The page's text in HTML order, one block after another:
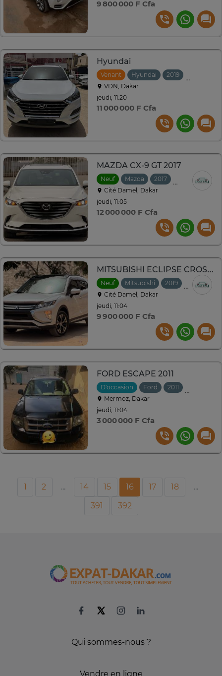
9 800 000 F Cfa
Hyundai
Venant Hyundai 2019
VDN, Dakar
jeudi, 11:20
11 000 000 F Cfa
MAZDA CX-9 GT 2017
Neuf Mazda 2017
Automatique
Cité Damel, Dakar
jeudi, 11:05
12 000 000 F Cfa
MITSUBISHI ECLIPSE CROSS 2019 1.5L 4x4
Neuf Mitsubishi 2019
Cité Damel, Dakar
jeudi, 11:04
9 900 000 F Cfa
FORD ESCAPE 2011
D'occasion Ford 2011
Mermoz, Dakar
jeudi, 11:04
3 000 000 F Cfa
1 2 ... 14 15 16 17 18
...
391
392
Qui sommes-nous ?
Vendre en ligne